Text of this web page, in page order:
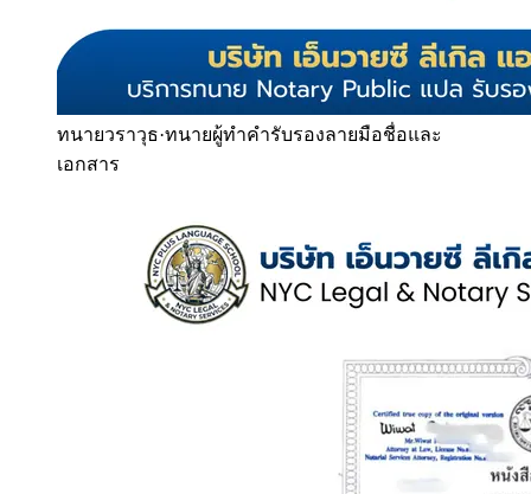
ทนายวราวุธ·ทนายผู้ทำคำรับรองลายมือชื่อและ
เอกสาร